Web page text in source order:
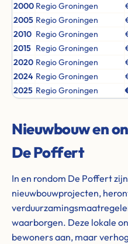
2000 Regio Groningen
2005 Regio Groningen
2010 Regio Groningen
2015 Regio Groningen
2020 Regio Groningen
2024 Regio Groningen
2025 Regio Groningen
Nieuwbouw en
De Poffert
In en rondom De Poffert
nieuwbouwprojecten,
waarborgen. Deze lokale
bewoners aan, maar